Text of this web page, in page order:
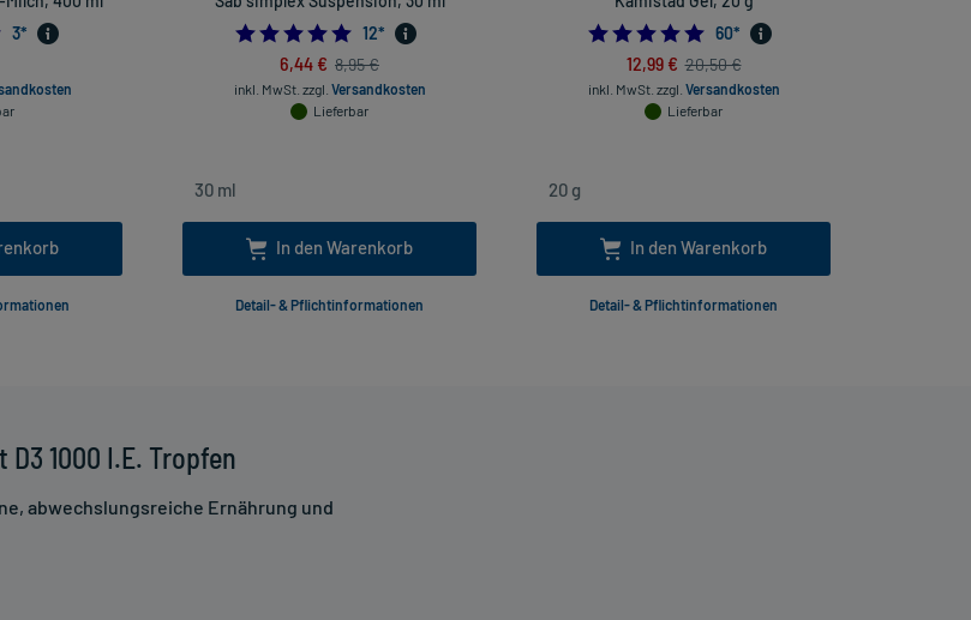
1000 I.E. Tropfen
abwechslungsreiche Ernährung und
4.666666666666667
3* 4.833333333333333
12*
6,44 € 8,95 €
inkl. MwSt. zzgl. Versandkosten
Lieferbar
In den Warenkorb
Detail- & Pflichtinformationen
4.983333333333333
60*
12,99 € 20,50 €
inkl. MwSt. zzgl. Versandkosten
Lieferbar
In den Warenkorb
Detail- & Pflichtinformationen